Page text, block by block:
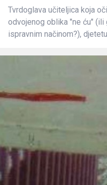
Tvrdoglava učiteljica koja
odvojenog oblika "ne ću"
ispravnim načinom?),